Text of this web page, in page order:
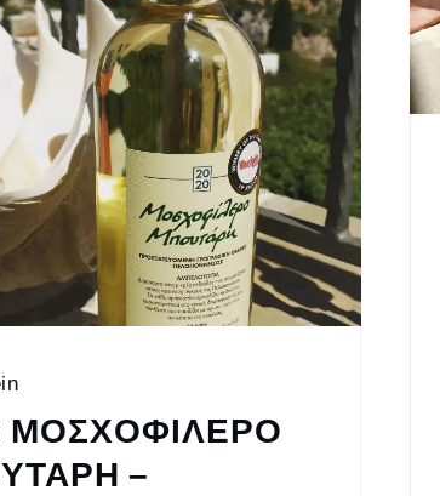
ΜΟΣΧΟΦΙΛΕΡΟ
–